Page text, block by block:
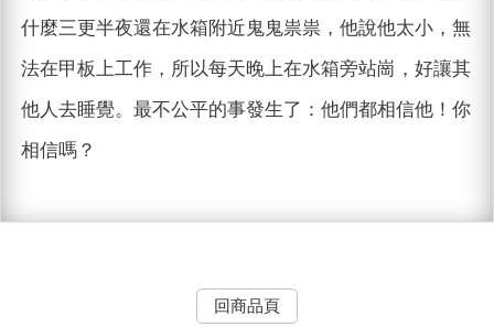
什麼三更半夜還在水箱附近鬼鬼祟祟，他說他太小，無
法在甲板上工作，所以每天晚上在水箱旁站崗，好讓其
他人去睡覺。最不公平的事發生了：他們都相信他！你
相信嗎？
回商品頁